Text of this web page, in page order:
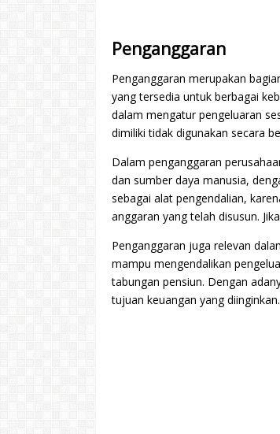
Penganggaran
Penganggaran merupakan
yang tersedia untuk berbagai
dalam mengatur pengeluaran
dimiliki tidak digunakan secara
Dalam penganggaran
dan sumber daya manusia,
sebagai alat pengendalian,
anggaran yang telah disusun.
Penganggaran juga relevan
mampu mengendalikan
tabungan pensiun. Dengan
tujuan keuangan yang diinginkan.